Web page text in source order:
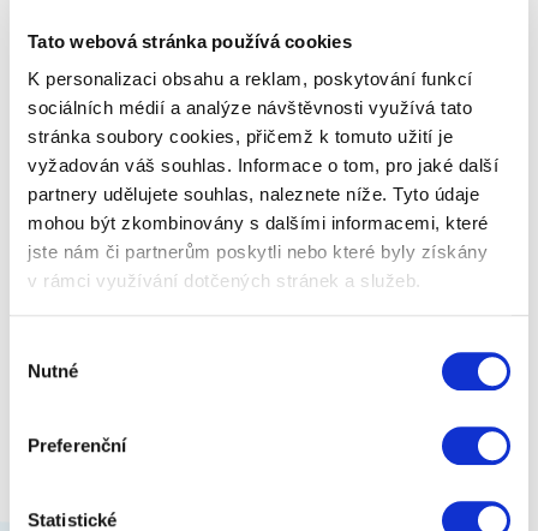
Tato webová stránka používá cookies
K personalizaci obsahu a reklam, poskytování funkcí
sociálních médií a analýze návštěvnosti využívá tato
stránka soubory cookies, přičemž k tomuto užití je
vyžadován váš souhlas. Informace o tom, pro jaké další
partnery udělujete souhlas, naleznete níže. Tyto údaje
mohou být zkombinovány s dalšími informacemi, které
jste nám či partnerům poskytli nebo které byly získány
v rámci využívání dotčených stránek a služeb.
souhlasu
Nutné
Preferenční
Statistické
neopakovatelné závodní atmosféry od legendy
české ilustrace Václava Zapadlíka.
399 Kč Zobrazit více